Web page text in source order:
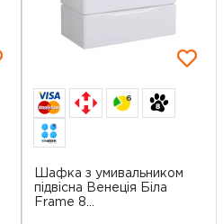
6
Шафка з умивальником
підвісна Венеція Біла
Frame 8...